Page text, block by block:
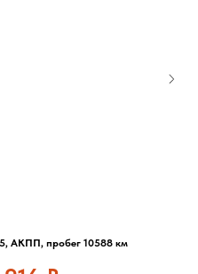
АКПП, пробег 10588 км